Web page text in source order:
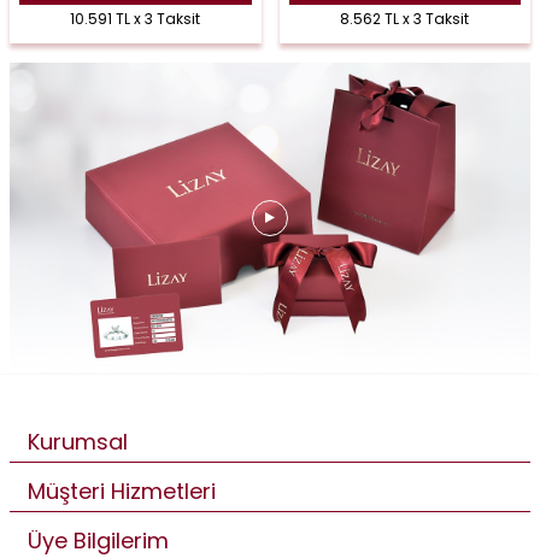
10.591 TL x 3 Taksit 8.562 TL x 3 Taksit
Kurumsal
Müşteri Hizmetleri
Üye Bilgilerim